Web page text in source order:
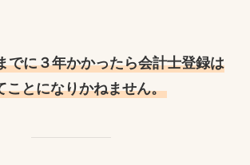
でに３年かかったら会計士登録は
とになりかねません。